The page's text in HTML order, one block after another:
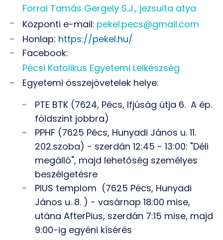
Forrai Tamás Gergely S.J., jezsuita atya
Központi e-mail: pekel.pecs@gmail.com
Honlap: https://pekel.hu/
Facebook:
Pécsi Katolikus Egyetemi Lelkészség
Egyetemi összejövetelek helye:
PTE BTK (7624, Pécs, Ifjúság útja 6. A ép.
földszint jobbra)
PPHF (7625 Pécs, Hunyadi János u. 11.
202.szoba) - szerdán 12:45 - 13:00: "Déli
megálló", majd lehetőség személyes
beszélgetésre
PIUS templom (7625 Pécs, Hunyadi
János u. 8. ) - vasárnap 18:00 mise,
utána AfterPius, szerdán 7:15 mise, majd
9:00-ig egyéni kísérés